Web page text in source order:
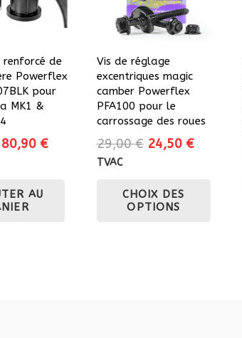
renforcé de
Powerflex
pour
MK1 &
Le
était :
89,90 €.
80,90 €Le
AU
Vis de réglage
excentriques magic
camber Powerflex
PFA100 pour le
carrossage des roues
29,00€ Le
était :
29,00 €.
24,50 €Le
TVAC
CHOIX DES
OPTIONS